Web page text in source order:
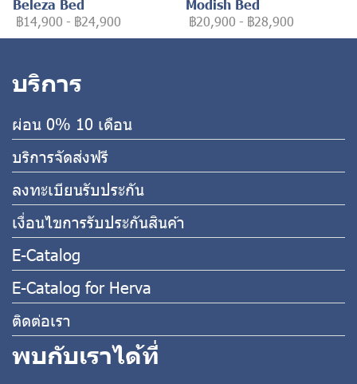
Beleza Bed
฿14,900 - ฿24,900
Modish Bed
฿20,900 - ฿28,900
บริการ
ผ่อน 0% 10 เดือน
บริการจัดส่งฟรี
ลงทะเบียนรับประกัน
เงื่อนไขการรับประกันสินค้า
E-Catalog
E-Catalog for Herva
ติดต่อเรา
พบกับเราได้ที่